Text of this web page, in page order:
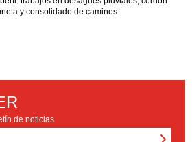
y consolidado de caminos
de noticias